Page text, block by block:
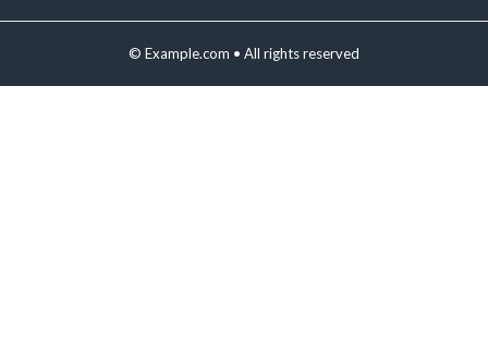
© Example.com • All rights reserved